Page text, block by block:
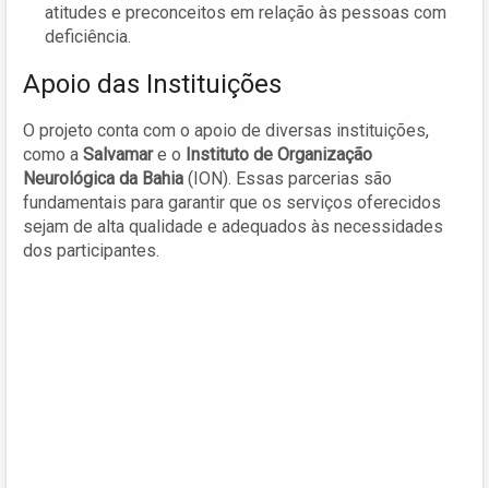
atitudes e preconceitos em relação às pessoas com
deficiência.
Apoio das Instituições
O projeto conta com o apoio de diversas instituições,
como a Salvamare o Instituto de Organização
Neurológica da Bahia (ION). Essas parcerias são
fundamentais para garantir que os serviços oferecidos
sejam de alta qualidade e adequados às necessidades
dos participantes.